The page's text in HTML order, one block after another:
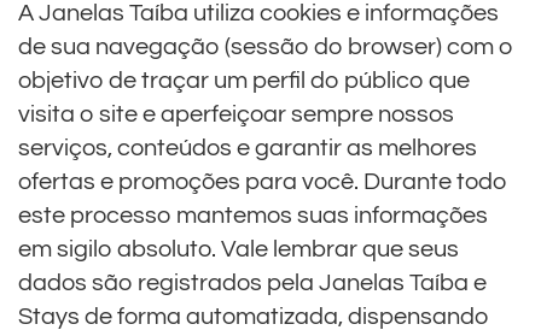
A Janelas Taíba utiliza cookies e informações
de sua navegação (sessão do browser) com o
objetivo de traçar um perfil do público que
visita o site e aperfeiçoar sempre nossos
serviços, conteúdos e garantir as melhores
ofertas e promoções para você. Durante todo
este processo mantemos suas informações
em sigilo absoluto. Vale lembrar que seus
dados são registrados pela Janelas Taíba e
Stays de forma automatizada, dispensando